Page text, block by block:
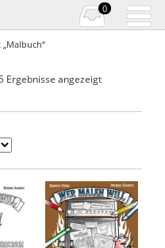
0
Ergebnisse angezeigt